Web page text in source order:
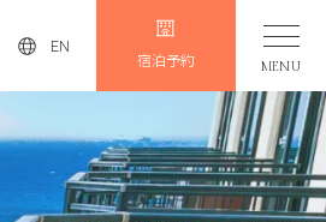
EN
宿泊予約 MENU